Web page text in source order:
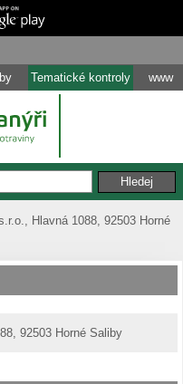
Tematické kontroly www
Hlavná 1088, 92503 Horné
92503 Horné Saliby